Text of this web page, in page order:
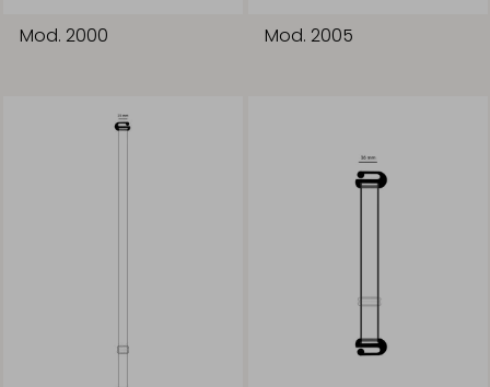
Mod. 2000 Mod. 2005